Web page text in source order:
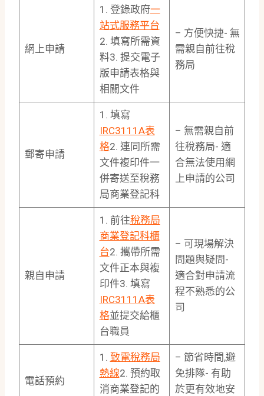
網上申請
1. 登錄政府一
站式服務平台
2. 填寫所需資
料3. 提交電子
版申請表格與
相關文件
– 方便快捷- 無
需親自前往稅
務局
郵寄申請
1. 填寫
IRC3111A表
格2. 連同所需
文件複印件一
併寄送至稅務
局商業登記科
– 無需親自前
往稅務局- 適
合無法使用網
上申請的公司
親自申請
1. 前往稅務局
商業登記科櫃
台2. 攜帶所需
文件正本與複
印件3. 填寫
IRC3111A表
格並提交給櫃
台職員
– 可現場解決
問題與疑問-
適合對申請流
程不熟悉的公
司
電話預約
1. 致電稅務局
熱線2. 預約取
消商業登記的
– 節省時間,避
免排隊- 有助
於更有效地安